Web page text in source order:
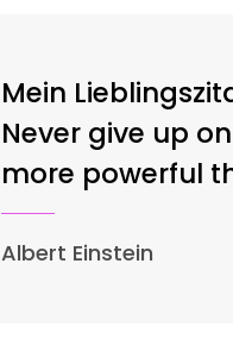
Mein
Never give up
more powerful
Albert Einstein